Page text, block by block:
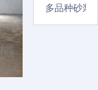
多品种砂浆